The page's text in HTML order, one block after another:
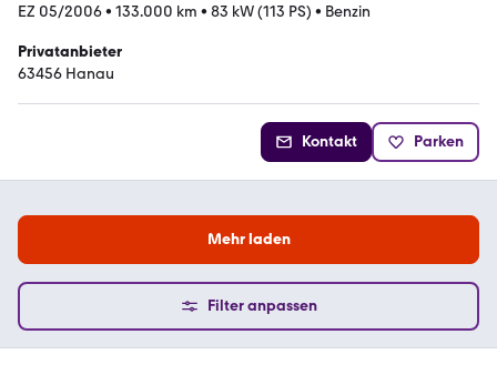
EZ 05/2006• 133.000 km • 83 kW (113 PS) • Benzin
Privatanbieter
63456 Hanau
Kontakt Parken
Mehr laden
Filter anpassen